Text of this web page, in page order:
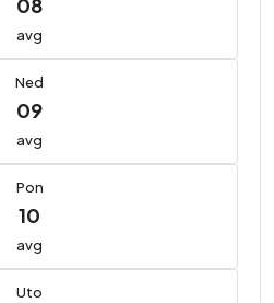
08
avg
Ned
09
avg
Pon
10
avg
Uto